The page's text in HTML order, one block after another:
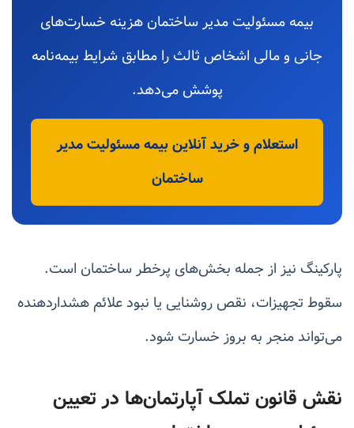
بیمه مسئولیت مدیر ساختمان هزینه خسارت‌های
جانی و مالی اشخاص ثالث را مطابق شرایط بیمه‌نامه
پوشش می‌دهد.
استعلام و خرید آنلاین بیمه مسئولیت مدیر
ساختمان
پارکینگ نیز از جمله بخش‌های پرخطر ساختمان است.
سقوط تجهیزات، نقص روشنایی یا نبود علائم هشداردهنده
می‌تواند منجر به بروز خسارت شود.
نقش قانون تملک آپارتمان‌ها در تعیین